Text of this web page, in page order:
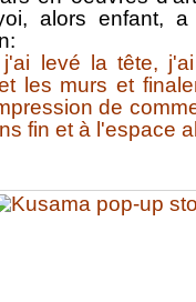
alors enfant,
levé la tête, j'ai
les murs et
de
fin et à l'espace